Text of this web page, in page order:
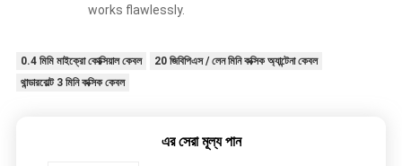
works flawlessly.
0.4 মিমি মাইক্রো কোক্সিয়াল কেবল
20 জিবিপিএস / লেন মিনি কক্সিক অ্যান্টেনা কেবল
থান্ডারবোল্ট 3 মিনি কক্সিক কেবল
এর সেরা মূল্য পান